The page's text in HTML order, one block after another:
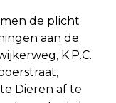
de plicht
aan de
K.P.C.
Dieren af te